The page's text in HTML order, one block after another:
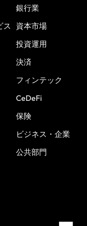
ス
銀行業
資本市場
投資運用
決済
フィンテック
CeDeFi
保険
ビジネス・企業
公共部門